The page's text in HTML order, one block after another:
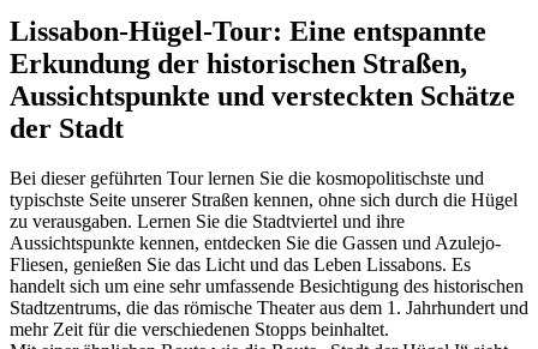
Lissabon-Hügel-Tour: Eine entspannte
Erkundung der historischen Straßen,
Aussichtspunkte und versteckten Schätze
der Stadt
Bei dieser geführten Tour lernen Sie die kosmopolitischste und
typischste Seite unserer Straßen kennen, ohne sich durch die Hügel
zu verausgaben. Lernen Sie die Stadtviertel und ihre
Aussichtspunkte kennen, entdecken Sie die Gassen und Azulejo-
Fliesen, genießen Sie das Licht und das Leben Lissabons. Es
handelt sich um eine sehr umfassende Besichtigung des historischen
Stadtzentrums, die das römische Theater aus dem 1. Jahrhundert und
mehr Zeit für die verschiedenen Stopps beinhaltet.